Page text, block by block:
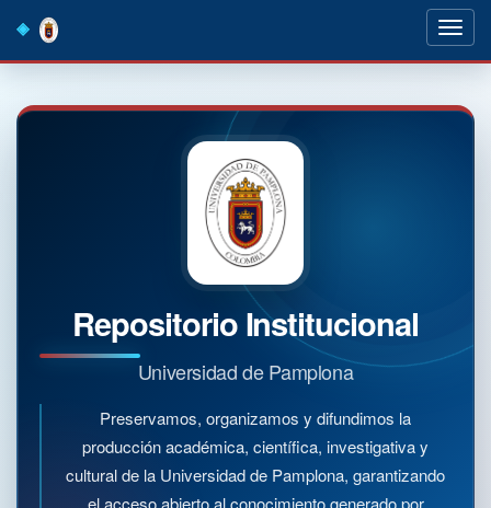
navigation
Repositorio Institucional
Universidad de Pamplona
Preservamos, organizamos y difundimos la
producción académica, científica, investigativa y
cultural de la Universidad de Pamplona, garantizando
el acceso abierto al conocimiento generado por